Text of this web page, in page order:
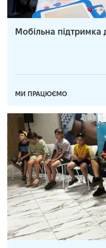
Мобільна підтримка
МИ ПРАЦЮЄМО